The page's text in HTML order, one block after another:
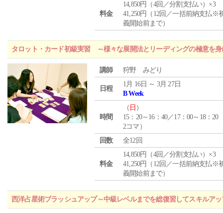
料金
14,850円（4回／分割支払い）×3
41,250円（12回／一括前納支払※
義開始前まで）
タロット・カード初級実習 ～様々な展開法とリーディングの極意を身
講師 狩野 みどり
日程
1月 16日 ～ 3月 27日
B Week
時間
（ 日 ）
15：20～16：40／17：00～18：20
2コマ）
回数
全12回
料金
14,850円（4回／分割支払い）×3
41,250円（12回／一括前納支払※
義開始前まで）
西洋占星術ブラッシュアップ～中級レベルまでを総復習してスキルア